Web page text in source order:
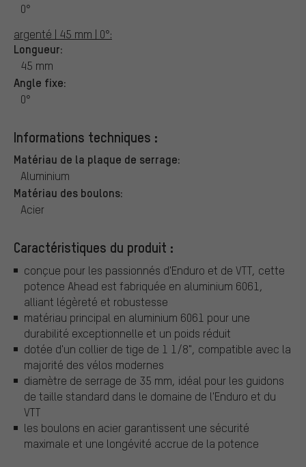
0°
argenté | 45 mm | 0°:
Longueur:
45 mm
Angle fixe:
0°
Informations techniques :
Matériau de la plaque de serrage:
Aluminium
Matériau des boulons:
Acier
Caractéristiques du produit :
conçue pour les passionnés d'Enduro et de VTT, cette
potence Ahead est fabriquée en aluminium 6061,
alliant légèreté et robustesse
matériau principal en aluminium 6061 pour une
durabilité exceptionnelle et un poids réduit
dotée d'un collier de tige de 1 1/8", compatible avec la
majorité des vélos modernes
diamètre de serrage de 35 mm, idéal pour les guidons
de taille standard dans le domaine de l'Enduro et du
VTT
les boulons en acier garantissent une sécurité
maximale et une longévité accrue de la potence